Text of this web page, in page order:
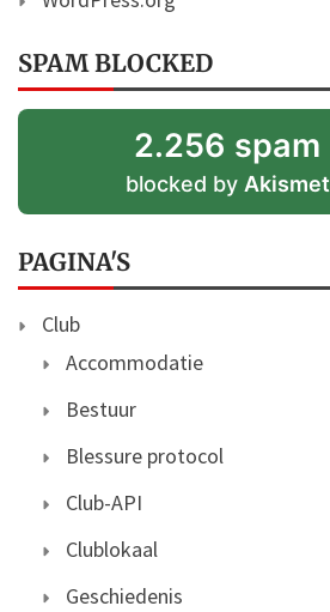
SPAM BLOCKED
2.256 spam
blocked by Akismet
PAGINA'S
Club
Accommodatie
Bestuur
Blessure protocol
Club-API
Clublokaal
Geschiedenis